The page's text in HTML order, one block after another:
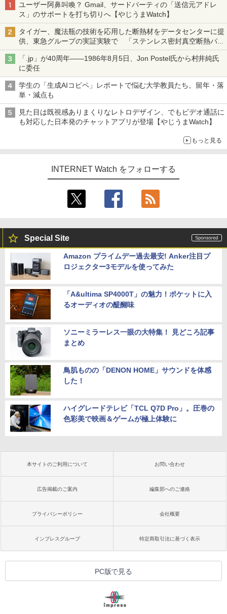
ユーザー阿鼻叫喚？ Gmail、サードパーティの「送信元アドレ
ス」のサポートを打ち切りへ【やじうまWatch】
タイガー、魔法瓶の技術を応用した断熱材をデータセンターに提
供、東急グループの実証実験で 「ステンレス密封真空断熱パネ
ル TIVIP」
「.jp」が40周年――1986年8月5日、Jon Postel氏から村井純氏
に委任
学生の「生成AIコピペ」レポートで悩む大学教員たち。留年・落
単・減点も
見た目は既視感ありまくりなレトロデザイン、でもビデオ通話に
も対応した日本発のチャットアプリが登場【やじうまWatch】
もっと見る
INTERNET Watch をフォローする
Special Site
Amazon プライムデー過去最安! Anker注目プ
ロジェクター3モデルを使ってみた
「A&ultima SP4000T」の魅力！ポケットに入
るオーディオの醍醐味
ソニーミラーレス一眼の大特集！ 見どころ記事
まとめ
鳥肌ものの「DENON HOME」サウンドを体感
した！
ハイグレードテレビ「TCL Q7D Pro」。圧巻の
色彩美で映画＆ゲームが極上体験に
本サイトのご利用について お問い合わせ
広告掲載のご案内 編集部へのご連絡
プライバシーポリシー 会社概要
インプレスグループ 特定商取引法に基づく表示
PC版で見る